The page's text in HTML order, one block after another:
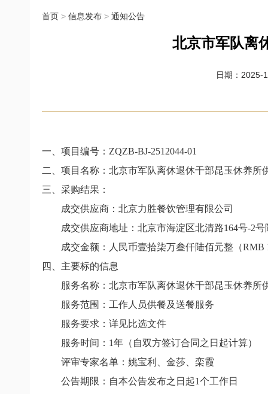
首页 > 信息发布 > 通知公告
北京市军队离
日期：2025-
一、项目编号：ZQZB-BJ-2512044-01
二、项目名称：北京市军队离休退休干部昆玉休养所
三、采购结果：
成交供应商：北京力胜餐饮管理有限公司
成交供应商地址：北京市海淀区北清路164号-2号
成交金额：人民币壹拾柒万叁仟陆佰元整（RMB
四、主要标的信息
服务名称：北京市军队离休退休干部昆玉休养所
服务范围：工作人员供餐及送餐服务
服务要求：详见比选文件
服务时间：1年（自双方签订合同之日起计算）
评审专家名单：姚宝利、金莎、栾霞
公告期限：自本公告发布之日起1个工作日